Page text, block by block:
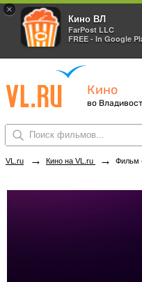
×
Кино ВЛ
FarPost LLC
FREE - In Google
Кино
во
VL.ru → Кино на VL.ru → Фильм